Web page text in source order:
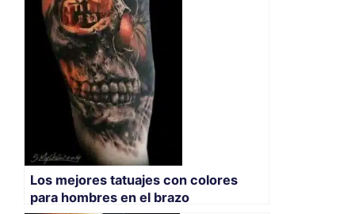
Los mejores tatuajes con colores
para hombres en el brazo